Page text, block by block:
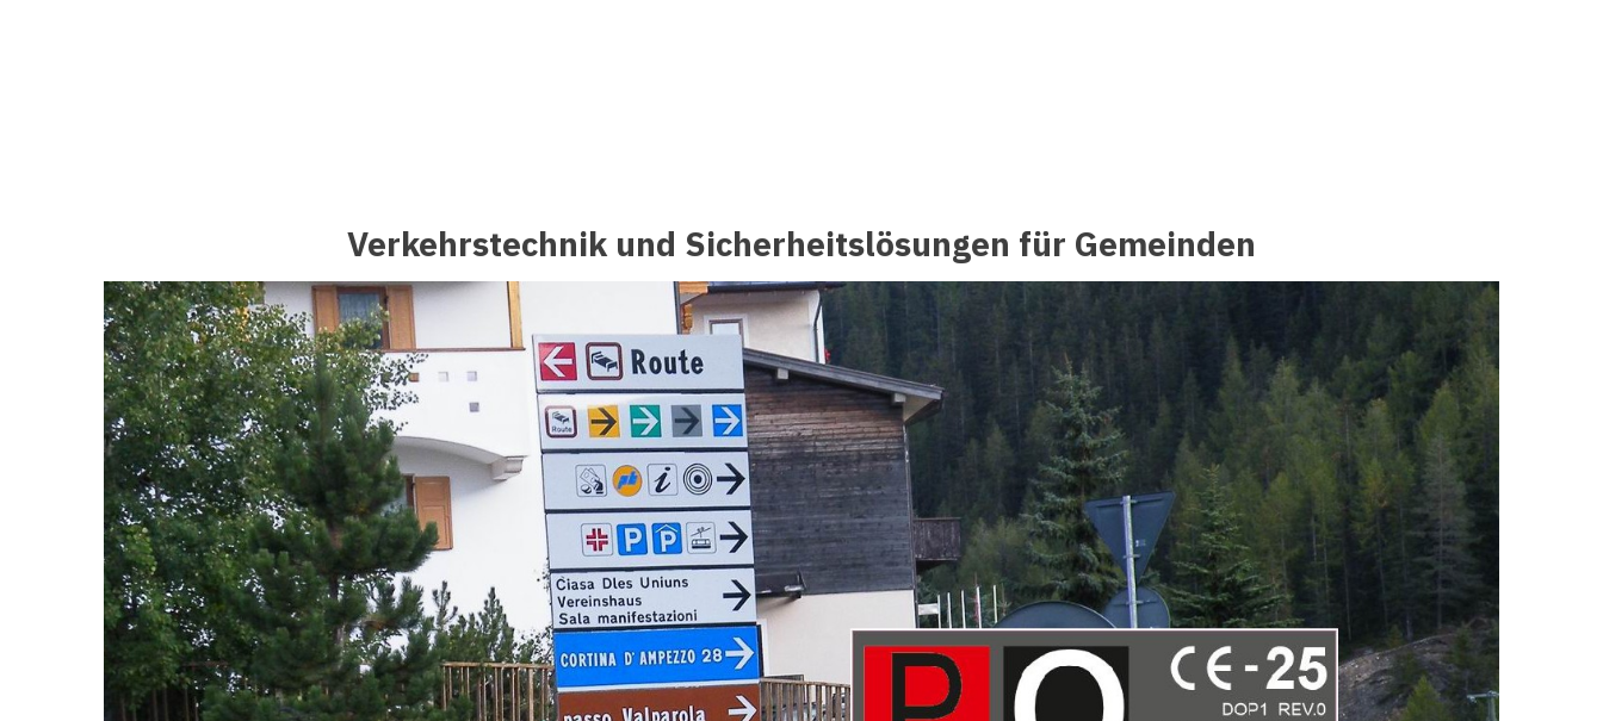
Verkehrstechnik und Sicherheitslösungen für Gemeinden